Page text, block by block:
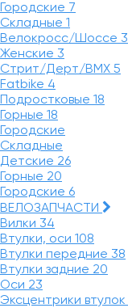
Городские 7
Складные 1
Велокросс/Шоссе 3
Женские 3
Стрит/Дерт/BMX 5
Fatbike 4
Подростковые 18
Горные 18
Городские
Складные
Детские 26
Горные 20
Городские 6
ВЕЛОЗАПЧАСТИ
Вилки 34
Втулки, оси 108
Втулки передние 38
Втулки задние 20
Оси 23
Эксцентрики втулок